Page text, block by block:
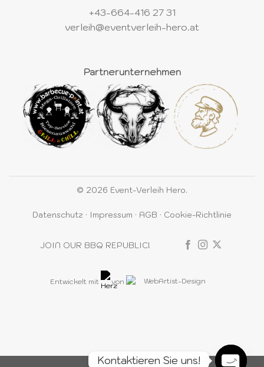
+43-664-416 27 31
verleih@eventverleih-hero.at
Partnerunternehmen
© 2026 Event-Verleih Hero.
Datenschutz · Impressum · AGB · Cookie-Richtlinie
JOIN OUR BBQ REPUBLIC!
Entwickelt mit von
Kontaktieren Sie uns!